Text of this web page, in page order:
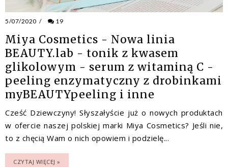
5/07/2020 / 19
Miya Cosmetics - Nowa linia
BEAUTY.lab - tonik z kwasem
glikolowym - serum z witaminą C -
peeling enzymatyczny z drobinkami
myBEAUTYpeeling i inne
Cześć Dziewczyny! Słyszałyście już o nowych produktach
w ofercie naszej polskiej marki Miya Cosmetics? Jeśli nie,
to z chęcią Wam o nich opowiem i podzielę...
CZYTAJ WIĘCEJ »